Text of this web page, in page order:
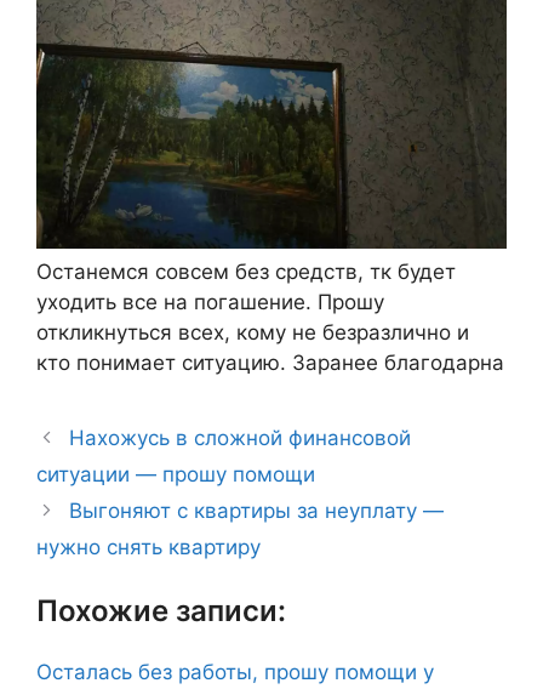
Останемся совсем без средств, тк будет
уходить все на погашение. Прошу
откликнуться всех, кому не безразлично и
кто понимает ситуацию. Заранее благодарна
Нахожусь в сложной финансовой
ситуации — прошу помощи
Выгоняют с квартиры за неуплату —
нужно снять квартиру
Похожие записи:
Осталась без работы, прошу помощи у